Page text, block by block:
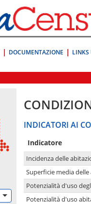
DOCUMENTAZIONE LINKS
INDICATORI AI
Indicatore
Incidenza delle
Superficie media
Potenzialità d'uso
Potenzialità d'uso